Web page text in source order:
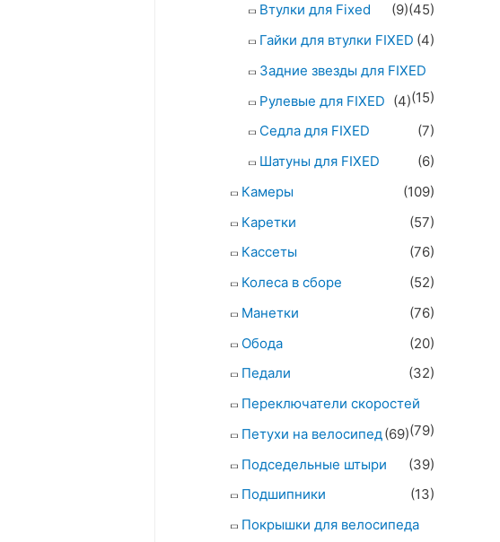
(45)
Втулки для Fixed
(9)
Гайки для втулки FIXED (4)
Задние звезды для FIXED
(15)
Рулевые для FIXED (4)
Седла для FIXED
(7)
Шатуны для FIXED
(6)
Камеры
(109)
Каретки
(57)
Кассеты
(76)
Колеса в сборе
(52)
Манетки
(76)
Обода
(20)
Педали
(32)
Переключатели скоростей
(79)
Петухи на велосипед(69)
Подседельные штыри
(39)
Подшипники
(13)
Покрышки для велосипеда